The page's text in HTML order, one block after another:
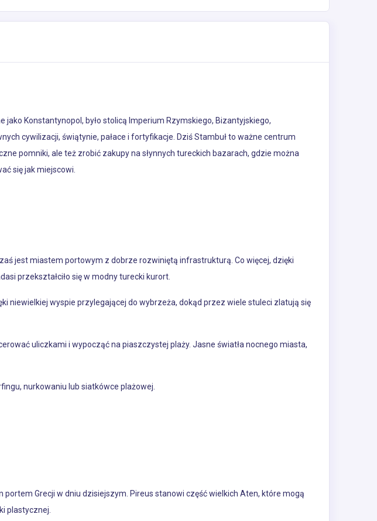
Konstantynopol, było stolicą Imperium Rzymskiego, Bizantyjskiego,
cywilizacji, świątynie, pałace i fortyfikacje. Dziś Stambuł to ważne centrum
pomniki, ale też zrobić zakupy na słynnych tureckich bazarach, gdzie można
się jak miejscowi.
jest miastem portowym z dobrze rozwiniętą infrastrukturą. Co więcej, dzięki
przekształciło się w modny turecki kurort.
niewielkiej wyspie przylegającej do wybrzeża, dokąd przez wiele stuleci zlatują się
uliczkami i wypocząć na piaszczystej plaży. Jasne światła nocnego miasta,
nurkowaniu lub siatkówce plażowej.
portem Grecji w dniu dzisiejszym. Pireus stanowi część wielkich Aten, które mogą
plastycznej.